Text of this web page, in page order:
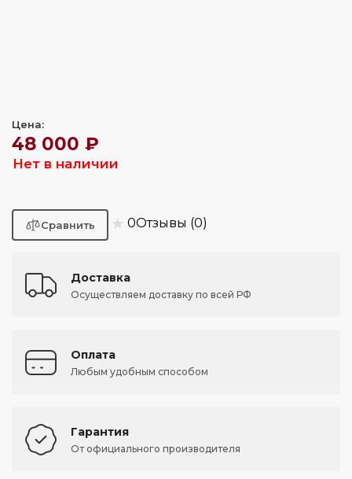
Цена:
48 000 ₽
Нет в наличии
★ 0Отзывы (0)
Доставка
Осуществляем доставку по всей РФ
Оплата
Любым удобным способом
Гарантия
От официального производителя